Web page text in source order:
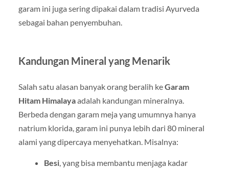
garam ini juga sering dipakai dalam tradisi Ayurveda
sebagai bahan penyembuhan.
Kandungan Mineral yang Menarik
Salah satu alasan banyak orang beralih keGaram
Hitam Himalayaadalah kandungan mineralnya.
Berbeda dengan garam meja yang umumnya hanya
natrium klorida, garam ini punya lebih dari 80 mineral
alami yang dipercaya menyehatkan. Misalnya:
Besi, yang bisa membantu menjaga kadar